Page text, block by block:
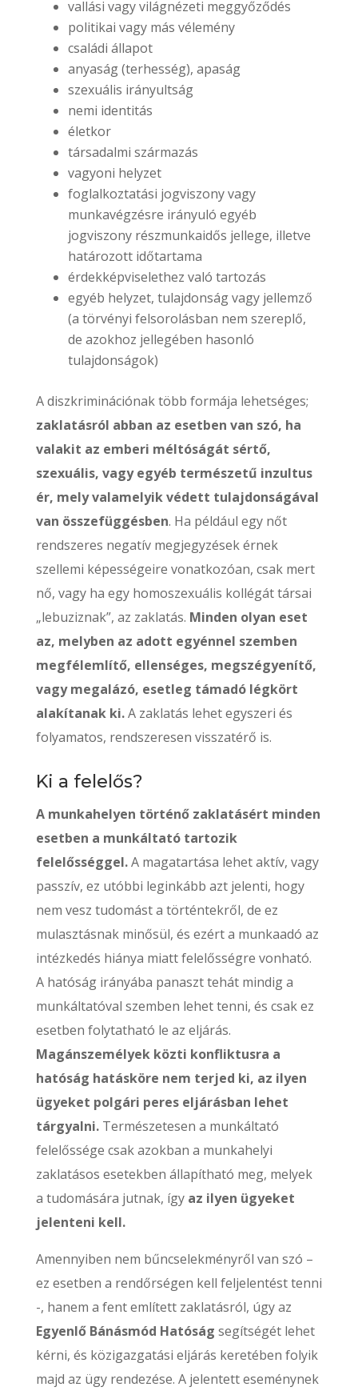
vallási vagy világnézeti meggyőződés
politikai vagy más vélemény
családi állapot
anyaság (terhesség), apaság
szexuális irányultság
nemi identitás
életkor
társadalmi származás
vagyoni helyzet
foglalkoztatási jogviszony vagy
munkavégzésre irányuló egyéb
jogviszony részmunkaidős jellege, illetve
határozott időtartama
érdekképviselethez való tartozás
egyéb helyzet, tulajdonság vagy jellemző
(a törvényi felsorolásban nem szereplő,
de azokhoz jellegében hasonló
tulajdonságok)
A diszkriminációnak több formája lehetséges;
zaklatásról abban az esetben van szó, ha
valakit az emberi méltóságát sértő,
szexuális, vagy egyéb természetű inzultus
ér, mely valamelyik védett tulajdonságával
van összefüggésben. Ha például egy nőt
rendszeres negatív megjegyzések érnek
szellemi képességeire vonatkozóan, csak mert
nő, vagy ha egy homoszexuális kollégát társai
„lebuziznak”, az zaklatás. Minden olyan eset
az, melyben az adott egyénnel szemben
megfélemlítő, ellenséges, megszégyenítő,
vagy megalázó, esetleg támadó légkört
alakítanak ki.A zaklatás lehet egyszeri és
folyamatos, rendszeresen visszatérő is.
Ki a felelős?
A munkahelyen történő zaklatásért minden
esetben a munkáltató tartozik
felelősséggel.A magatartása lehet aktív, vagy
passzív, ez utóbbi leginkább azt jelenti, hogy
nem vesz tudomást a történtekről, de ez
mulasztásnak minősül, és ezért a munkaadó az
intézkedés hiánya miatt felelősségre vonható.
A hatóság irányába panaszt tehát mindig a
munkáltatóval szemben lehet tenni, és csak ez
esetben folytatható le az eljárás.
Magánszemélyek közti konfliktusra a
hatóság hatásköre nem terjed ki, az ilyen
ügyeket polgári peres eljárásban lehet
tárgyalni.Természetesen a munkáltató
felelőssége csak azokban a munkahelyi
zaklatásos esetekben állapítható meg, melyek
a tudomására jutnak, így az ilyen ügyeket
jelenteni kell.
Amennyiben nem bűncselekményről van szó –
ez esetben a rendőrségen kell feljelentést tenni
-, hanem a fent említett zaklatásról, úgy az
Egyenlő Bánásmód Hatóság segítségét lehet
kérni, és közigazgatási eljárás keretében folyik
majd az ügy rendezése. A jelentett eseménynek